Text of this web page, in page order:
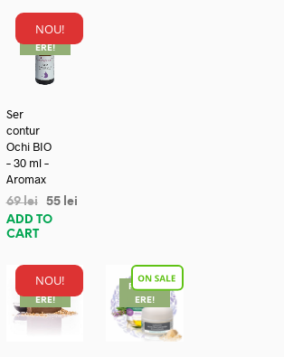
NOU!
REDUC
ERE!
Ser
contur
Ochi BIO
– 30 ml –
Aromax
69lei 55 lei
ADD TO
CART
NOU!
REDUC
ERE!
REDUC
ERE!